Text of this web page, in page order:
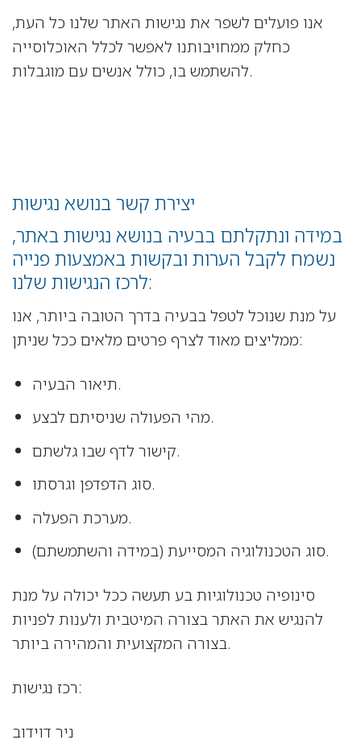
אנו פועלים לשפר את נגישות האתר שלנו כל העת,
כחלק ממחויבותנו לאפשר לכלל האוכלוסייה
להשתמש בו, כולל אנשים עם מוגבלות.
יצירת קשר בנושא נגישות
במידה ונתקלתם בבעיה בנושא נגישות באתר,
נשמח לקבל הערות ובקשות באמצעות פנייה
לרכז הנגישות שלנו:
על מנת שנוכל לטפל בבעיה בדרך הטובה ביותר, אנו
ממליצים מאוד לצרף פרטים מלאים ככל שניתן:
תיאור הבעיה.
מהי הפעולה שניסיתם לבצע.
קישור לדף שבו גלשתם.
סוג הדפדפן וגרסתו.
מערכת הפעלה.
סוג הטכנולוגיה המסייעת (במידה והשתמשתם).
סינופיה טכנולוגיות בע תעשה ככל יכולה על מנת
להנגיש את האתר בצורה המיטבית ולענות לפניות
בצורה המקצועית והמהירה ביותר.
רכז נגישות:
ניר דוידוב